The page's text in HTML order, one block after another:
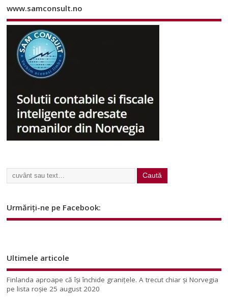
www.samconsult.no
Urmăriți-ne pe Facebook:
Ultimele articole
Finlanda aproape că își închide granițele. A trecut chiar și Norvegia
pe lista roșie 25 august 2020